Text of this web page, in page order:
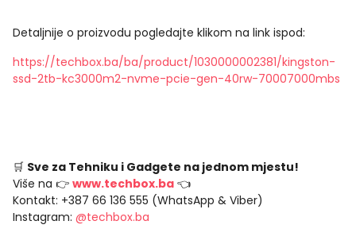
Detaljnije o proizvodu pogledajte klikom na link ispod:
https://techbox.ba/ba/product/1030000002381/kingston-
ssd-2tb-kc3000m2-nvme-pcie-gen-40rw-70007000mbs
🛒 Sve za Tehniku i Gadgete na jednom mjestu!
Više na 👉 www.techbox.ba 👈
Kontakt: +387 66 136 555 (WhatsApp & Viber)
Instagram: @techbox.ba